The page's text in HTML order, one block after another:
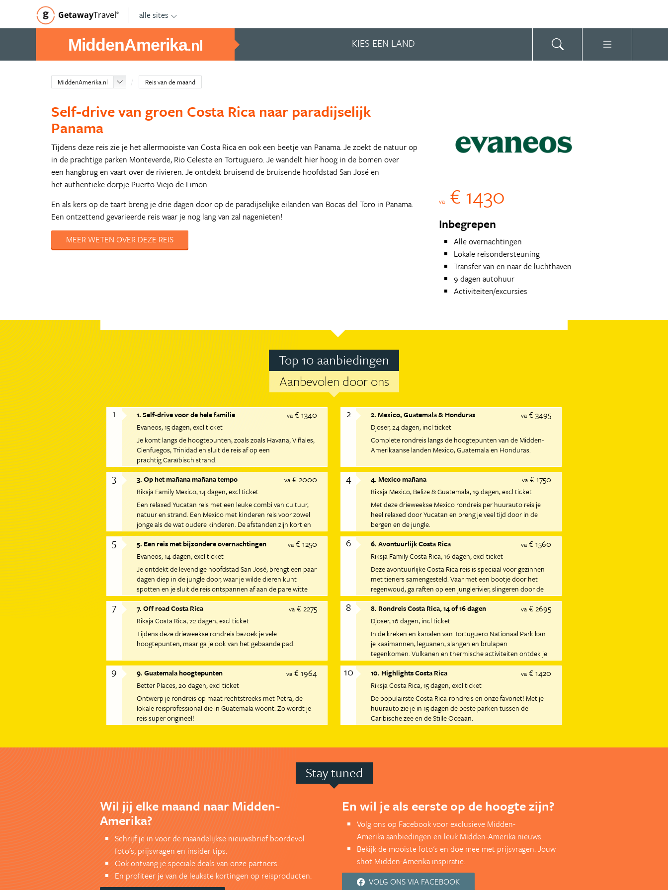
GetawayTravel© alle sites
MiddenAmerika.nl KIES EEN LAND
MiddenAmerika.nl Reis van de maand
Self-drive van groen Costa Rica naar paradijselijk
Panama
Tijdens deze reis zie je het allermooiste van Costa Rica en ook een beetje van Panama. Je zoekt de natuur op
in de prachtige parken Monteverde, Rio Celeste en Tortuguero. Je wandelt hier hoog in de bomen over
een hangbrug en vaart over de rivieren. Je ontdekt bruisend de bruisende hoofdstad San José en
het authentieke dorpje Puerto Viejo de Limon.
En als kers op de taart breng je drie dagen door op de paradijselijke eilanden van Bocas del Toro in Panama.
Een ontzettend gevarieerde reis waar je nog lang van zal nagenieten!
MEER WETEN OVER DEZE REIS
va € 1430
Inbegrepen
Alle overnachtingen
Lokale reisondersteuning
Transfer van en naar de luchthaven
9 dagen autohuur
Activiteiten/excursies
Top 10 aanbiedingen
Aanbevolen door ons
1 va€ 1340
1. Self-drive voor de hele familie
Evaneos 15 dagen excl ticket
Je komt langs de hoogtepunten, zoals zoals Havana, Viñales,
Cienfuegos, Trinidad en sluit de reis af op een
prachtig Caraïbisch strand.
2 va € 3495
2. Mexico, Guatemala & Honduras
Djoser 24 dagen incl ticket
Complete rondreis langs de hoogtepunten van de Midden-
Amerikaanse landen Mexico, Guatemala en Honduras.
3 va€ 2000
3. Op het mañana mañana tempo
Riksja Family Mexico 14 dagen excl ticket
Een relaxed Yucatan reis met een leuke combi van cultuur,
natuur en strand. Een Mexico met kinderen reis voor zowel
jonge als de wat oudere kinderen. De afstanden zijn kort en
je reist op een rustig tempo.
4 va € 1750
4. Mexico mañana
Riksja Mexico, Belize & Guatemala 19 dagen excl ticket
Met deze drieweekse Mexico rondreis per huurauto reis je
heel relaxed door Yucatan en breng je veel tijd door in de
bergen en de jungle.
5 va€ 1250
5. Een reis met bijzondere overnachtingen
Evaneos 14 dagen excl ticket
Je ontdekt de levendige hoofdstad San José, brengt een paar
dagen diep in de jungle door, waar je wilde dieren kunt
spotten en je sluit de reis ontspannen af aan de parelwitte
stranden.
6 va € 1560
6. Avontuurlijk Costa Rica
Riksja Family Costa Rica 16 dagen excl ticket
Deze avontuurlijke Costa Rica reis is speciaal voor gezinnen
met tieners samengesteld. Vaar met een bootje door het
regenwoud, ga raften op een junglerivier, slingeren door de
boomtoppen en leer surfen aan de kust.
7 va€ 2275
7. Off road Costa Rica
Riksja Costa Rica 22 dagen excl ticket
Tijdens deze drieweekse rondreis bezoek je vele
hoogtepunten, maar ga je ook van het gebaande pad.
8 va € 2695
8. Rondreis Costa Rica, 14 of 16 dagen
Djoser 16 dagen incl ticket
In de kreken en kanalen van Tortuguero Nationaal Park kan
je kaaimannen, leguanen, slangen en brulapen
tegenkomen. Vulkanen en thermische activiteiten ontdek je
in Rincón de la Vieja Nationaal Park.
9 va€ 1964
9. Guatemala hoogtepunten
Better Places 20 dagen excl ticket
Ontwerp je rondreis op maat rechtstreeks met Petra, de
lokale reisprofessional die in Guatemala woont. Zo wordt je
reis super origineel!
10 va € 1420
10. Highlights Costa Rica
Riksja Costa Rica 15 dagen excl ticket
De populairste Costa Rica-rondreis en onze favoriet! Met je
huurauto zie je in 15 dagen de beste parken tussen de
Caribische zee en de Stille Oceaan.
Stay tuned
Wil jij elke maand naar Midden-
Amerika?
Schrijf je in voor de maandelijkse nieuwsbrief boordevol
foto's, prijsvragen en insider tips.
Ook ontvang je speciale deals van onze partners.
En profiteer je van de leukste kortingen op reisproducten.
En wil je als eerste op de hoogte zijn?
Volg ons op Facebook voor exclusieve Midden-
Amerika aanbiedingen en leuk Midden-Amerika nieuws.
Bekijk de mooiste foto's en doe mee met prijsvragen. Jouw
shot Midden-Amerika inspiratie.
VOLG ONS VIA FACEBOOK